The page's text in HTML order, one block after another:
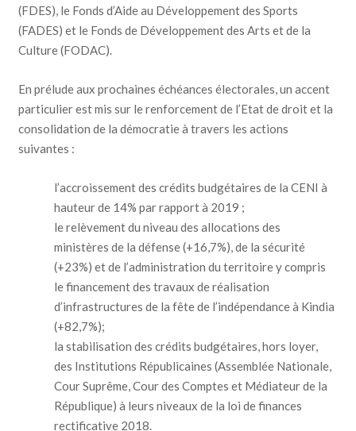
(FDES), le Fonds d’Aide au Développement des Sports
(FADES) et le Fonds de Développement des Arts et de la
Culture (FODAC).
En prélude aux prochaines échéances électorales, un accent
particulier est mis sur le renforcement de l’Etat de droit et la
consolidation de la démocratie à travers les actions
suivantes :
l’accroissement des crédits budgétaires de la CENI à
hauteur de 14% par rapport à 2019 ;
le relèvement du niveau des allocations des
ministères de la défense (+16,7%), de la sécurité
(+23%) et de l’administration du territoire y compris
le financement des travaux de réalisation
d’infrastructures de la fête de l’indépendance à Kindia
(+82,7%);
la stabilisation des crédits budgétaires, hors loyer,
des Institutions Républicaines (Assemblée Nationale,
Cour Suprême, Cour des Comptes et Médiateur de la
République) à leurs niveaux de la loi de finances
rectificative 2018.